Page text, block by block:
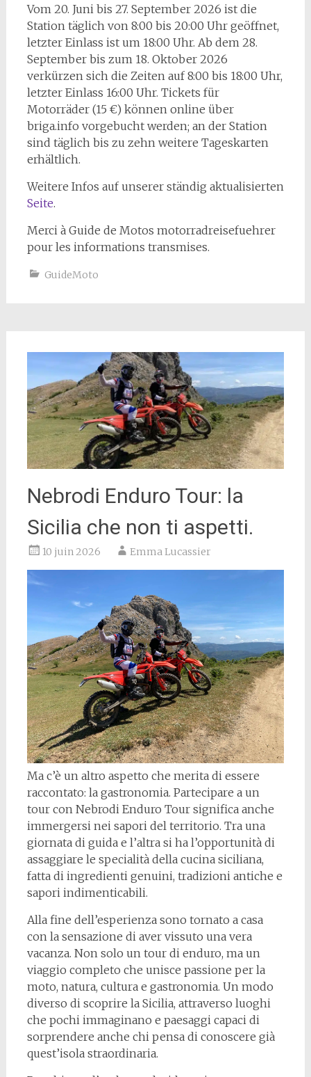
Vom 20. Juni bis 27. September 2026 ist die
Station täglich von 8:00 bis 20:00 Uhr geöffnet,
letzter Einlass ist um 18:00 Uhr. Ab dem 28.
September bis zum 18. Oktober 2026
verkürzen sich die Zeiten auf 8:00 bis 18:00 Uhr,
letzter Einlass 16:00 Uhr. Tickets für
Motorräder (15 €) können online über
briga.info vorgebucht werden; an der Station
sind täglich bis zu zehn weitere Tageskarten
erhältlich.
Weitere Infos auf unserer ständig aktualisierten
Seite.
Merci à Guide de Motos motorradreisefuehrer
pour les informations transmises.
GuideMoto
Nebrodi Enduro Tour: la
Sicilia che non ti aspetti.
10 juin 2026 Emma Lucassier
Ma c’è un altro aspetto che merita di essere
raccontato: la gastronomia. Partecipare a un
tour con Nebrodi Enduro Tour significa anche
immergersi nei sapori del territorio. Tra una
giornata di guida e l’altra si ha l’opportunità di
assaggiare le specialità della cucina siciliana,
fatta di ingredienti genuini, tradizioni antiche e
sapori indimenticabili.
Alla fine dell’esperienza sono tornato a casa
con la sensazione di aver vissuto una vera
vacanza. Non solo un tour di enduro, ma un
viaggio completo che unisce passione per la
moto, natura, cultura e gastronomia. Un modo
diverso di scoprire la Sicilia, attraverso luoghi
che pochi immaginano e paesaggi capaci di
sorprendere anche chi pensa di conoscere già
quest’isola straordinaria.